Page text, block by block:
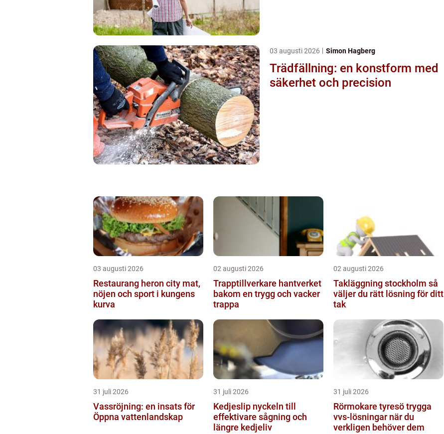
03 augusti 2026 Simon Hagberg
Trädfällning: en konstform med
säkerhet och precision
03 augusti 2026
Restaurang heron city mat,
nöjen och sport i kungens
kurva
02 augusti 2026
Trapptillverkare hantverket
bakom en trygg och vacker
trappa
02 augusti 2026
Takläggning stockholm så
väljer du rätt lösning för ditt
tak
31 juli 2026
Vassröjning: en insats för
Öppna vattenlandskap
31 juli 2026
Kedjeslip nyckeln till
effektivare sågning och
längre kedjeliv
31 juli 2026
Rörmokare tyresö trygga
vvs-lösningar när du
verkligen behöver dem